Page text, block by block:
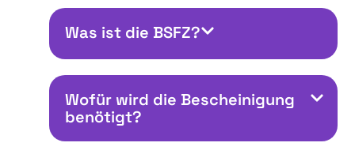
Was ist die BSFZ?
Wofür wird die Bescheinigung
benötigt?